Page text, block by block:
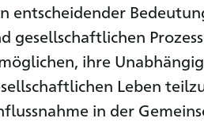
entscheidender
gesellschaftlichen
ihre
Leben
in der